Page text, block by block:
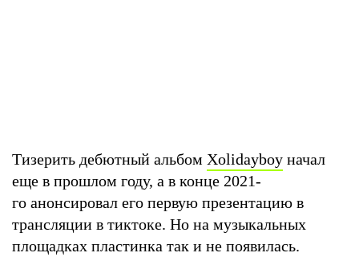
Тизерить дебютный альбом Xolidayboy начал
еще в прошлом году, а в конце 2021-
го анонсировал его первую презентацию в
трансляции в тиктоке. Но на музыкальных
площадках пластинка так и не появилась.